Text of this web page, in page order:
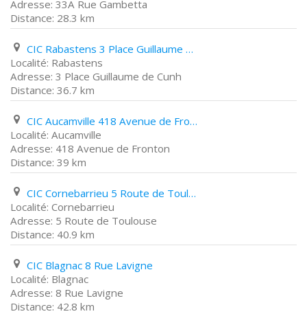
33A Rue Gambetta
28.3 km
CIC Rabastens 3 Place Guillaume de Cunh
Rabastens
3 Place Guillaume de Cunh
36.7 km
CIC Aucamville 418 Avenue de Fronton
Aucamville
418 Avenue de Fronton
39 km
CIC Cornebarrieu 5 Route de Toulouse
Cornebarrieu
5 Route de Toulouse
40.9 km
CIC Blagnac 8 Rue Lavigne
Blagnac
8 Rue Lavigne
42.8 km